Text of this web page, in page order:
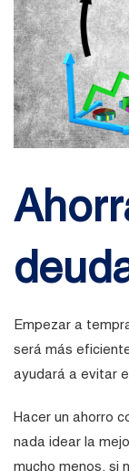
Empezar a
será más
ayudará a evitar
Hacer un ahorro
nada idear la
mucho menos, si